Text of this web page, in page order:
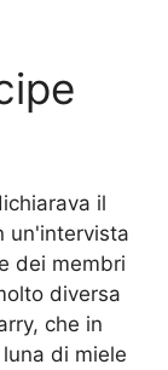
il
un'intervista
dei membri
diversa
che in
di miele